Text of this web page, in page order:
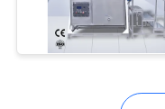
TRANG
WEB